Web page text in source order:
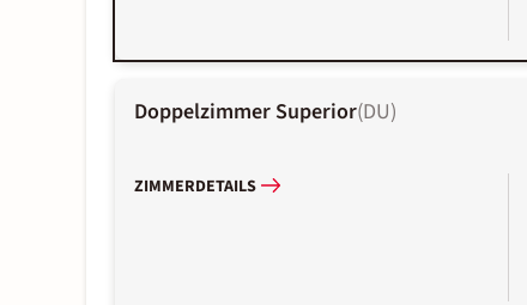
Doppelzimmer Superior(DU)
ZIMMERDETAILS